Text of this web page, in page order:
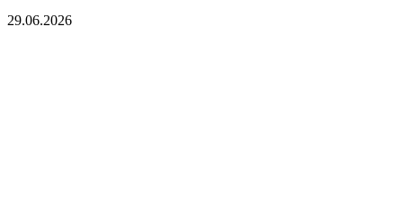
29.06.2026